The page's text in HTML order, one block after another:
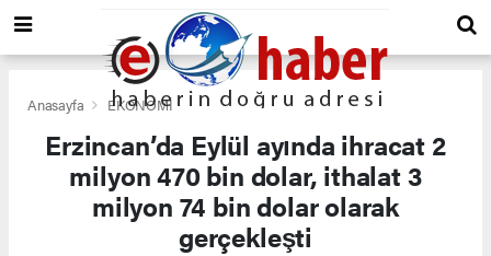
Anasayfa EKONOMİ
Erzincan’da Eylül ayında ihracat 2
milyon 470 bin dolar, ithalat 3
milyon 74 bin dolar olarak
gerçekleşti